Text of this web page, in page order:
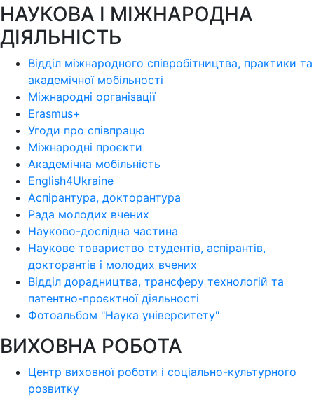
НАУКОВА І МІЖНАРОДНА
ДІЯЛЬНІСТЬ
Відділ міжнародного співробітництва, практики та
академічної мобільності
Міжнародні організації
Erasmus+
Угоди про співпрацю
Міжнародні проєкти
Академічна мобільність
English4Ukraine
Аспірантура, докторантура
Рада молодих вчених
Науково-дослідна частина
Наукове товариство студентів, аспірантів,
докторантів і молодих вчених
Відділ дорадництва, трансферу технологій та
патентно-проєктної діяльності
Фотоальбом "Наука університету"
ВИХОВНА РОБОТА
Центр виховної роботи і соціально-культурного
розвитку